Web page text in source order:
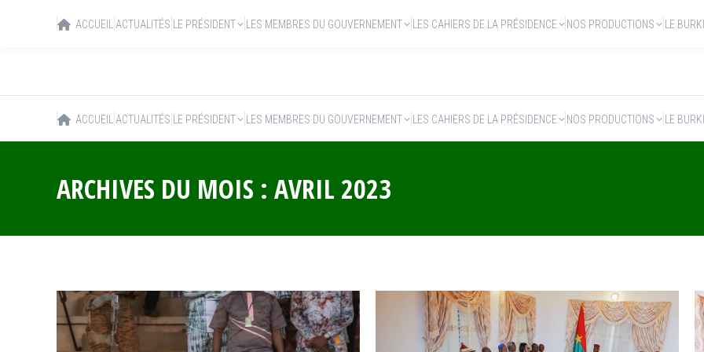
ACCUEIL ACTUALITÉS LE PRÉSIDENT LES MEMBRES DU GOUVERNEMENT LES CAHIERS DE LA PRÉSIDENCE NOS PRODUCTIONS LE
ARCHIVES DU MOIS : AVRIL 2023
ACCUEIL ACTUALITÉS LE PRÉSIDENT LES MEMBRES DU GOUVERNEMENT LES CAHIERS DE LA PRÉSIDENCE NOS PRODUCTIONS LE